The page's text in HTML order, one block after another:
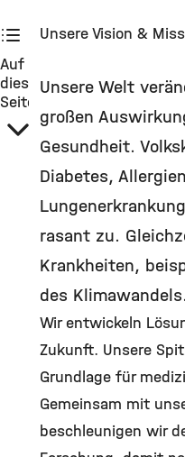
Auf
dieser
Seite
Unsere Vision &
Unsere Welt
großen
Gesundheit.
Diabetes,
rasant zu.
Krankheiten,
des
Wir entwickeln
Zukunft. Unsere
Grundlage für
Gemeinsam mit
beschleunigen wir